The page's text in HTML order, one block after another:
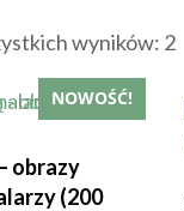
wyników: 2
NOWOŚĆ!
obrazy
(200